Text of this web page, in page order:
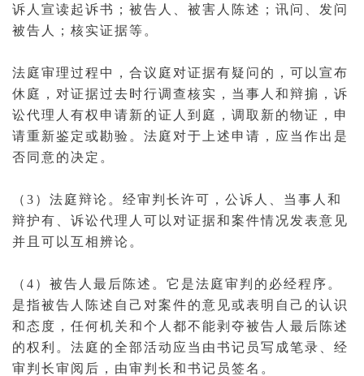
诉人宣读起诉书；被告人、被害人 陈述；讯问、发问
被告人；核实证据等。
法庭审理过程中，合议庭对证据有疑问的，可以宣布
休庭 ，对证据过去时行调查核实，当事人和辩掮，诉
讼代理人有权申请新的证人到庭，调取新的物证 ，申
请重新鉴定或勘验。法庭对于上述申请，应当作出是
否同意的决定。
（3）法庭辩论。经审判长许可，公诉人、当事人和
辩护有、诉讼代理人可以对证据和案件情况发表意见
并且可以互相辨论。
（4）被告人最后陈述。它是法庭审判 的必经程序。
是指被告人陈述自己对案件的意见或表明自己的认识
和态度，任何机关和个人都不能剥夺被告人最后陈述
的权利。法庭的全部活动应当由书记员写成笔录、经
审判长审阅后，由审判长和书记员签名。